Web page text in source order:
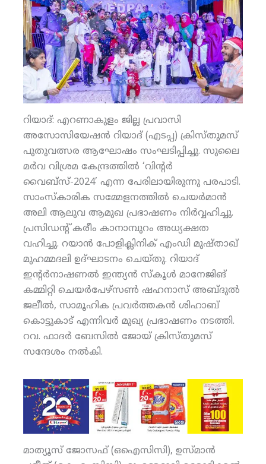
റിയാദ്: എറണാകുളം ജില്ല പ്രവാസി
അസോസിയേഷന്‍ റിയാദ് (എടപ്പ) ക്രിസ്തുമസ്
പുതുവത്സര ആഘോഷം സംഘടിപ്പിച്ചു. സുലൈ
മര്‍വ വിശ്രമ കേന്ദ്രത്തില്‍ ‘വിന്റര്‍
വൈബ്‌സ്-2024’ എന്ന പേരിലായിരുന്നു പരപാടി.
സാംസ്‌കാരിക സമ്മേളനത്തില്‍ ചെയര്‍മാന്‍
അലി ആലുവ ആമുഖ പ്രഭാഷണം നിര്‍വ്വഹിച്ചു.
പ്രസിഡന്റ് കരീം കാനാമ്പുറം അധ്യക്ഷത
വഹിച്ചു. റയാന്‍ പോളിക്ലിനിക് എംഡി മുഷ്താഖ്
മുഹമ്മദലി ഉദ്ഘാടനം ചെയ്തു. റിയാദ്
ഇന്റര്‍നാഷണല്‍ ഇന്ത്യന്‍ സ്‌കൂള്‍ മാനേജിങ്
കമ്മിറ്റി ചെയര്‍പേഴ്‌സണ്‍ ഷഹനാസ് അബ്ദുല്‍
ജലീല്‍, സാമൂഹിക പ്രവര്‍ത്തകന്‍ ശിഹാബ്
കൊട്ടുകാട് എന്നിവര്‍ മുഖ്യ പ്രഭാഷണം നടത്തി.
റവ. ഫാദര്‍ ബേസില്‍ ജോയ് ക്രിസ്തുമസ്
സന്ദേശം നല്‍കി.
മാത്യൂസ് ജോസഫ് (ഒഐസിസി), ഉസ്മാന്‍